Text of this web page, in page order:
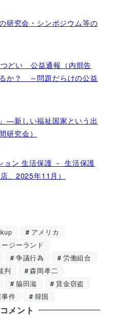
研究会・シンポジウム等の
どい 公益通報（内部告
か？ ～問題だらけの公益
―新しい福祉国家という出
研究会）
ョン 生活保護 － 生活保護
、2025年11月）
アメリカ
ージーランド
争議行為
労働組合
判
森岡孝二
脇田滋
賃金窃盗
件 韓国
メント